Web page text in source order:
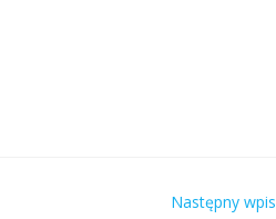
Następny wpis